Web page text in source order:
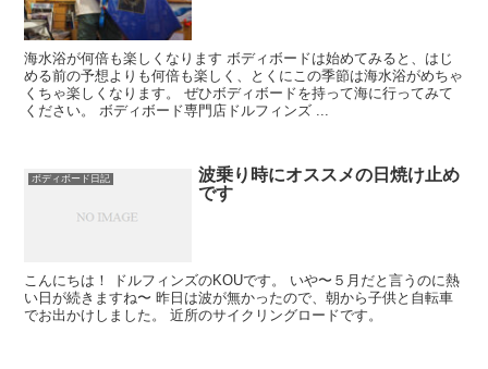
海水浴が何倍も楽しくなります ボディボードは始めてみると、はじ
める前の予想よりも何倍も楽しく、とくにこの季節は海水浴がめちゃ
くちゃ楽しくなります。 ぜひボディボードを持って海に行ってみて
ください。 ボディボード専門店ドルフィンズ ...
ボディボード日記
波乗り時にオススメの日焼け止め
です
こんにちは！ ドルフィンズのKOUです。 いや〜５月だと言うのに熱
い日が続きますね〜 昨日は波が無かったので、朝から子供と自転車
でお出かけしました。 近所のサイクリングロードです。